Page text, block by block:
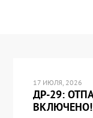
17 ИЮЛЯ, 2026
ДР-29:
ВКЛЮЧЕНО!